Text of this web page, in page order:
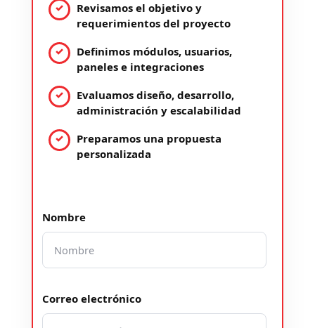
Revisamos el objetivo y
requerimientos del proyecto
Definimos módulos, usuarios,
paneles e integraciones
Evaluamos diseño, desarrollo,
administración y escalabilidad
Preparamos una propuesta
personalizada
Nombre
Correo electrónico